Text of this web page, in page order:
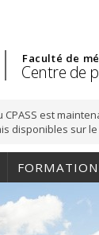
Faculté de
Centre de
CPASS est
disponibles sur le
FORMATION